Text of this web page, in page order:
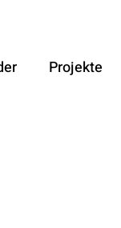
Projekte